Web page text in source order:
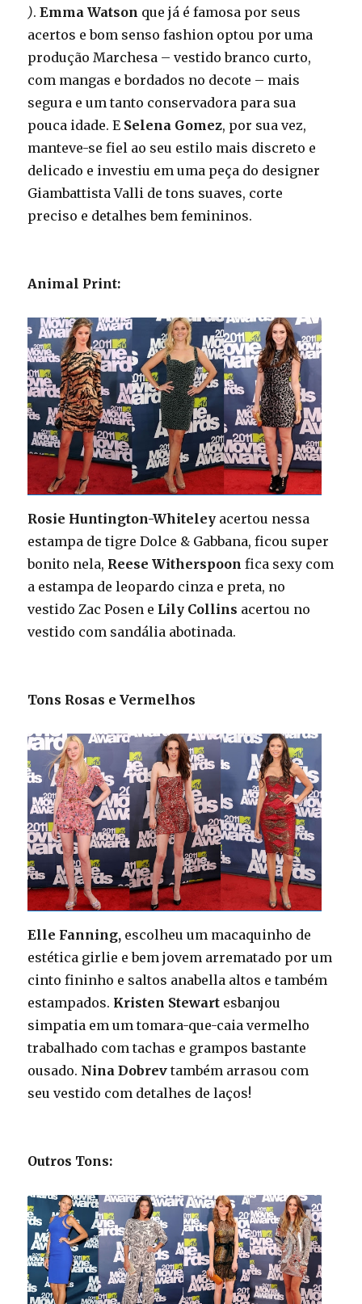
).Emma Watson que já é famosa por seus
acertos e bom senso fashion optou por uma
produção Marchesa – vestido branco curto,
com mangas e bordados no decote – mais
segura e um tanto conservadora para sua
pouca idade. E Selena Gomez, por sua vez,
manteve-se fiel ao seu estilo mais discreto e
delicado e investiu em uma peça do designer
Giambattista Valli de tons suaves, corte
preciso e detalhes bem femininos.
Animal Print:
Rosie Huntington-Whiteley acertou nessa
estampa de tigre Dolce & Gabbana, ficou super
bonito nela, Reese Witherspoon fica sexy com
a estampa de leopardo cinza e preta, no
vestido Zac Posen e Lily Collins acertou no
vestido com sandália abotinada.
Tons Rosas e Vermelhos
Elle Fanning, escolheu um macaquinho de
estética girlie e bem jovem arrematado por um
cinto fininho e saltos anabella altos e também
estampados. Kristen Stewart esbanjou
simpatia em um tomara-que-caia vermelho
trabalhado com tachas e grampos bastante
ousado. Nina Dobrev também arrasou com
seu vestido com detalhes de laços!
Outros Tons: